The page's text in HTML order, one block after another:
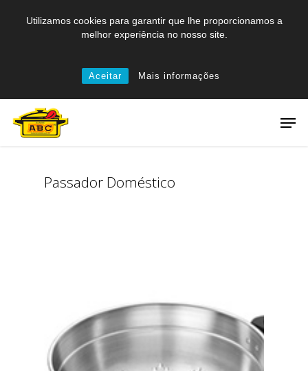
Utilizamos cookies para garantir que lhe proporcionamos a
melhor experiência no nosso site.
Aceitar Mais informações
Passador Doméstico